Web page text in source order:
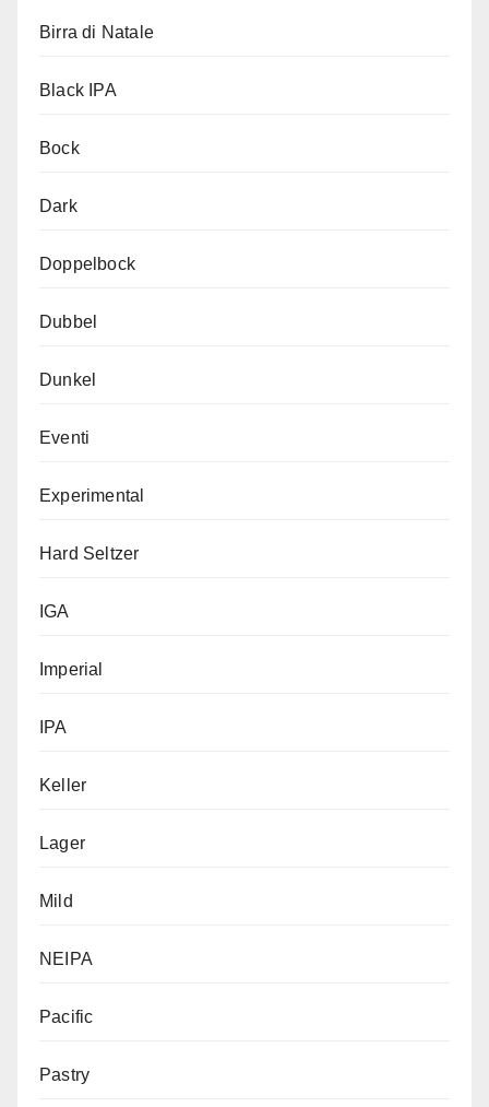
Birra di Natale
Black IPA
Bock
Dark
Doppelbock
Dubbel
Dunkel
Eventi
Experimental
Hard Seltzer
IGA
Imperial
IPA
Keller
Lager
Mild
NEIPA
Pacific
Pastry